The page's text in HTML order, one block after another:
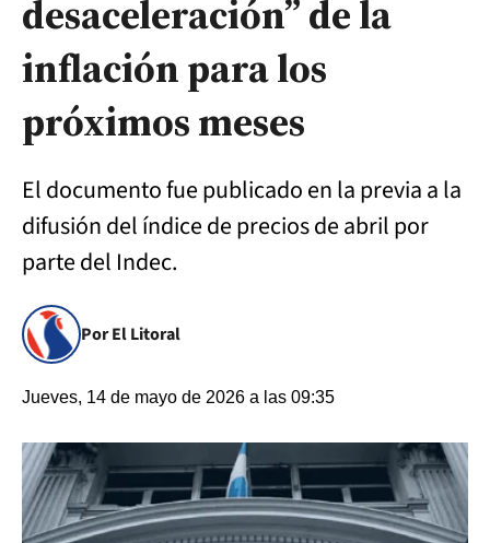
desaceleración” de la
inflación para los
próximos meses
El documento fue publicado en la previa a la
difusión del índice de precios de abril por
parte del Indec.
Por El Litoral
Jueves, 14 de mayo de 2026 a las 09:35